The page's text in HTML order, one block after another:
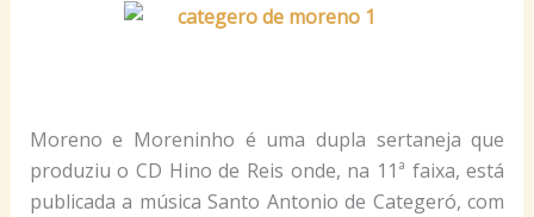
Moreno e Moreninho é uma dupla sertaneja que
produziu o CD Hino de Reis onde, na 11ª faixa, está
publicada a música Santo Antonio de Categeró, com